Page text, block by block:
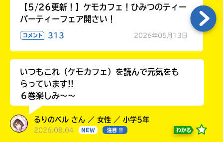
【5/26更新！】ケモカフェ！ひみつのティー
パーティーフェア開さい！
コメント 313 2026年05月13日
いつもこれ（ケモカフェ）を読んで元気をも
らっています!!
６巻楽しみ～～
るりのベル さん ／ 女性 ／ 小学5年
2026.08.04 NEW 注目 !! わかる